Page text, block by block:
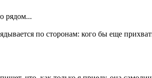
рядом...
по сторонам: кого бы еще